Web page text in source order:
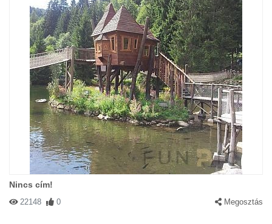
Nincs cím!
22148 0 Megosztás